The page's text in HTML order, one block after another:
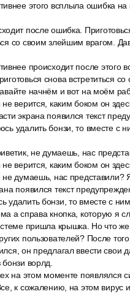
этого всплыла ошибка
после ошибка.
со своим злейшим врагом.
происходит после этого
снова встретиться
начнём и вот на моём
не верится, каким боком он
экрана появился текст
удалить бонзи, то вместе с
не думаешь, нас
не верится, каким боком он
не думаешь, нас представили?
появился текст
удалить бонзи, то вместе с
а справа кнопка, которую я
пришла крышка. Но что
пользователей? После
он предлагал ввести свои
бонзи ворлд.
на этом моменте появлялся
к сожалению, на этом вирус и